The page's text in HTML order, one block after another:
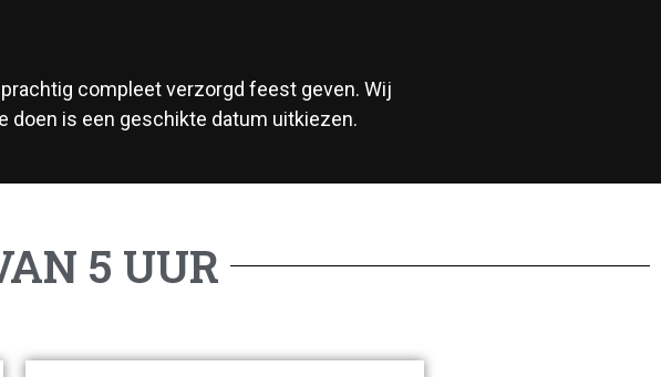
compleet verzorgd feest geven. Wij
doen is een geschikte datum uitkiezen.
5 UUR